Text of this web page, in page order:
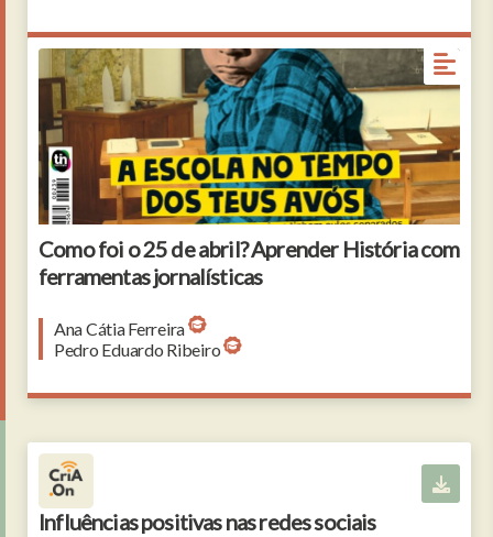
Como foi o 25 de abril? Aprender História com
ferramentas jornalísticas
Ana Cátia Ferreira
Pedro Eduardo Ribeiro
Influências positivas nas redes sociais